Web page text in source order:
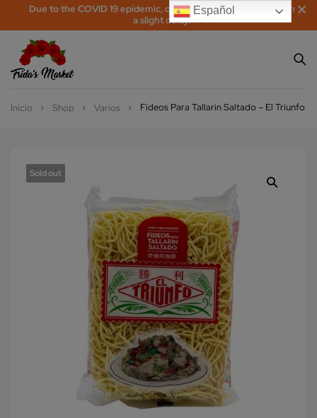
Due to the COVID 19 epidemic, orders may be processed with
a slight delay!
Inicio Shop Varios Fideos Para Tallarin Saltado – El Triunfo
Sold out
Español